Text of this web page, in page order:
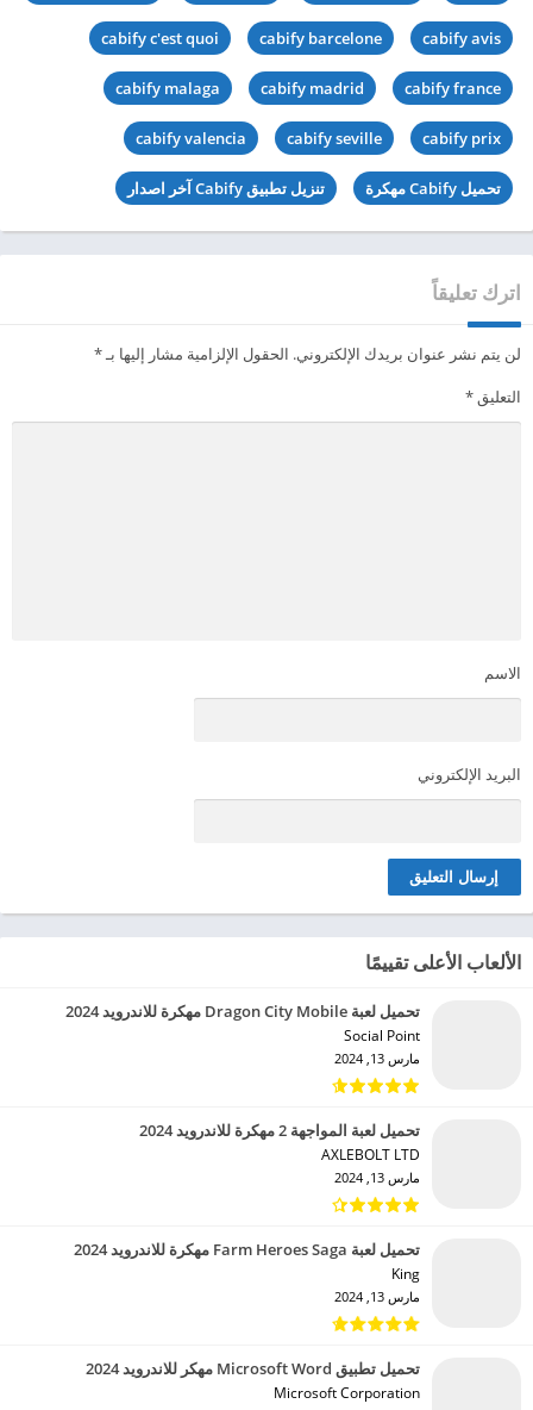
cabify avis
cabify barcelone
cabify c'est quoi
cabify france
cabify madrid
cabify malaga
cabify prix
cabify seville
cabify valencia
تحميل Cabify مهكرة تنزيل تطبيق Cabify آخر اصدار
اترك تعليقاً
لن يتم نشر عنوان بريدك الإلكتروني. الحقول الإلزامية مشار إليها بـ*
التعليق*
الاسم
البريد الإلكتروني
الألعاب الأعلى تقييمًا
تحميل لعبة Dragon City Mobile مهكرة للاندرويد 2024
Social Point‏
مارس 13, 2024
تحميل لعبة المواجهة 2 مهكرة للاندرويد 2024
AXLEBOLT LTD‏
مارس 13, 2024
تحميل لعبة Farm Heroes Saga مهكرة للاندرويد 2024
King‏
مارس 13, 2024
تحميل تطبيق Microsoft Word مهكر للاندرويد 2024
Microsoft Corporation‏